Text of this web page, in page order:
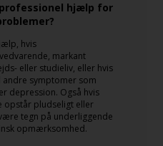
hjælp for
hvis
markant
eller studieliv, eller hvis
symptomer som
depression. Også hvis
opstår pludseligt eller
tegn på underliggende
opmærksomhed.